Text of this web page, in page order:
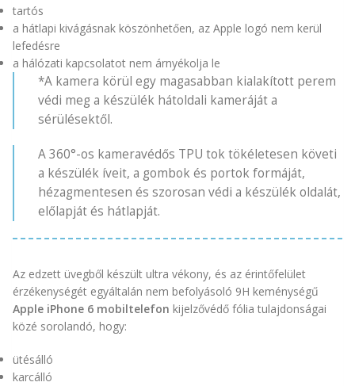
tartós
a hátlapi kivágásnak köszönhetően, az Apple logó nem kerül
lefedésre
a hálózati kapcsolatot nem árnyékolja le
*A kamera körül egy magasabban kialakított perem
védi meg a készülék hátoldali kameráját a
sérülésektől.
A 360°-os kameravédős TPU tok tökéletesen követi
a készülék íveit, a gombok és portok formáját,
hézagmentesen és szorosan védi a készülék oldalát,
előlapját és hátlapját.
Az edzett üvegből készült ultra vékony, és az érintőfelület
érzékenységét egyáltalán nem befolyásoló 9H keménységű
Apple iPhone 6 mobiltelefon kijelzővédő fólia tulajdonságai
közé sorolandó, hogy:
ütésálló
karcálló